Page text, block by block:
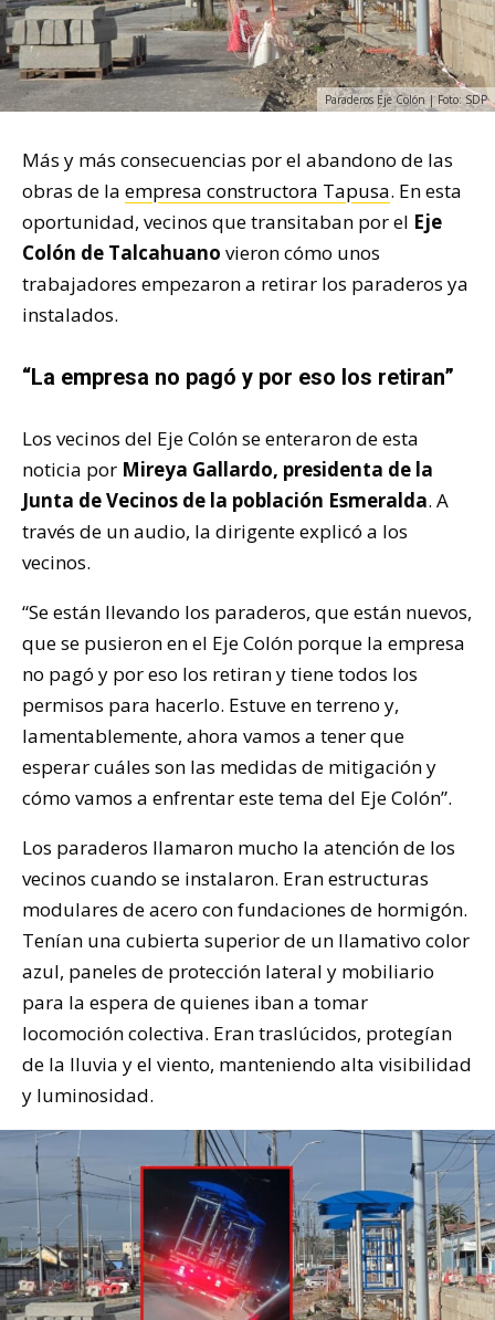
Paraderos Eje Colón | Foto: SDP
Más y más consecuencias por el abandono de las
obras de la empresa constructora Tapusa. En esta
oportunidad, vecinos que transitaban por el Eje
Colón de Talcahuano vieron cómo unos
trabajadores empezaron a retirar los paraderos ya
instalados.
“La empresa no pagó y por eso los retiran”
Los vecinos del Eje Colón se enteraron de esta
noticia por Mireya Gallardo, presidenta de la
Junta de Vecinos de la población Esmeralda. A
través de un audio, la dirigente explicó a los
vecinos.
“Se están llevando los paraderos, que están nuevos,
que se pusieron en el Eje Colón porque la empresa
no pagó y por eso los retiran y tiene todos los
permisos para hacerlo. Estuve en terreno y,
lamentablemente, ahora vamos a tener que
esperar cuáles son las medidas de mitigación y
cómo vamos a enfrentar este tema del Eje Colón”.
Los paraderos llamaron mucho la atención de los
vecinos cuando se instalaron. Eran estructuras
modulares de acero con fundaciones de hormigón.
Tenían una cubierta superior de un llamativo color
azul, paneles de protección lateral y mobiliario
para la espera de quienes iban a tomar
locomoción colectiva. Eran traslúcidos, protegían
de la lluvia y el viento, manteniendo alta visibilidad
y luminosidad.